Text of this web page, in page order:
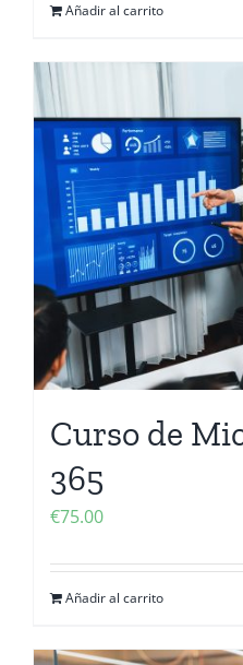
Añadir al carrito
Curso de
365
€75.00
Añadir al carrito